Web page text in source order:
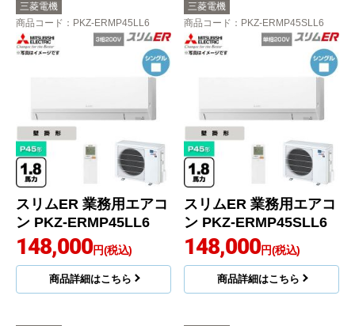
三菱電機
商品コード ：PKZ-ERMP45LL6
スリムER 業務用エアコ
ン PKZ-ERMP45LL6
148,000円(税込)
商品詳細はこちら
三菱電機
商品コード ：PKZ-ERMP45SLL6
スリムER 業務用エアコ
ン PKZ-ERMP45SLL6
148,000円(税込)
商品詳細はこちら